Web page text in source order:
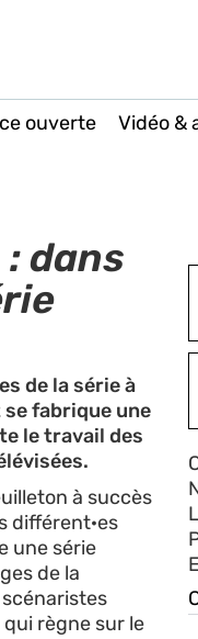
ouverte Vidéo &
dans
de la série à
fabrique une
le travail des
à succès
différent·es
une série
de la
qui règne sur le